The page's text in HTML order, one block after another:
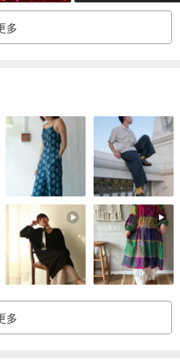
餾的聖木精油。
」的那種存在。
積不少回購與好評。
精油」，我會推薦你從這瓶開
，重量31g
，直徑2.5CM，重量51.5g
多
多